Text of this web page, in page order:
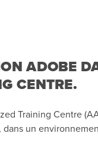
ADOBE
CENTRE.
Training Centre
un